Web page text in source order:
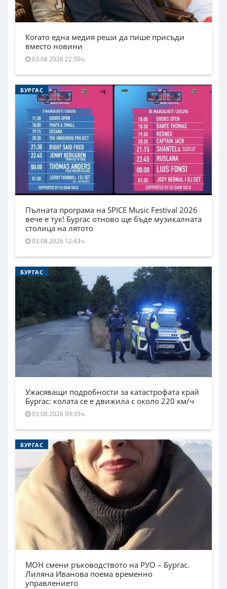
Когато една медия реши да пише присъди
вместо новини
03.08.2026 22:50ч.
БУРГАС
Пълната програма на SPICE Music Festival 2026
вече е тук! Бургас отново ще бъде музикалната
столица на лятото
03.08.2026 12:43ч.
БУРГАС
Ужасяващи подробности за катастрофата край
Бургас: колата се е движила с около 220 км/ч
03.08.2026 09:35ч.
БУРГАС
МОН смени ръководството на РУО – Бургас.
Лиляна Иванова поема временно
управлението